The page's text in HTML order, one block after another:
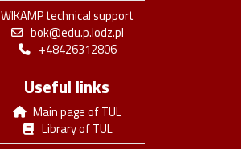
WIKAMP technical support
bok@edu.p.lodz.pl
+48426312806
Useful links
Main page of TUL
Library of TUL